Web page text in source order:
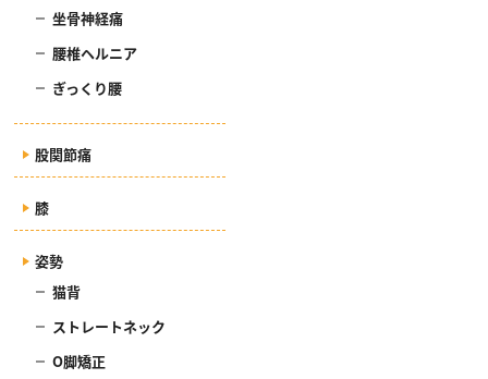
坐骨神経痛
腰椎ヘルニア
ぎっくり腰
股関節痛
膝
姿勢
猫背
ストレートネック
O脚矯正